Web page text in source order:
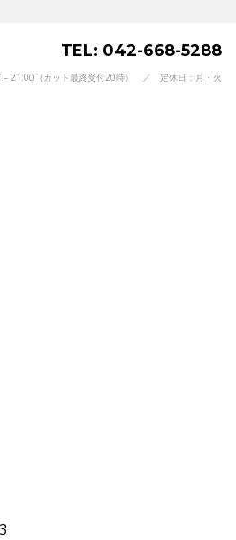
TEL: 042-668-5288
– 21:00（カット最終受付20時） ／ 定休日：月・火